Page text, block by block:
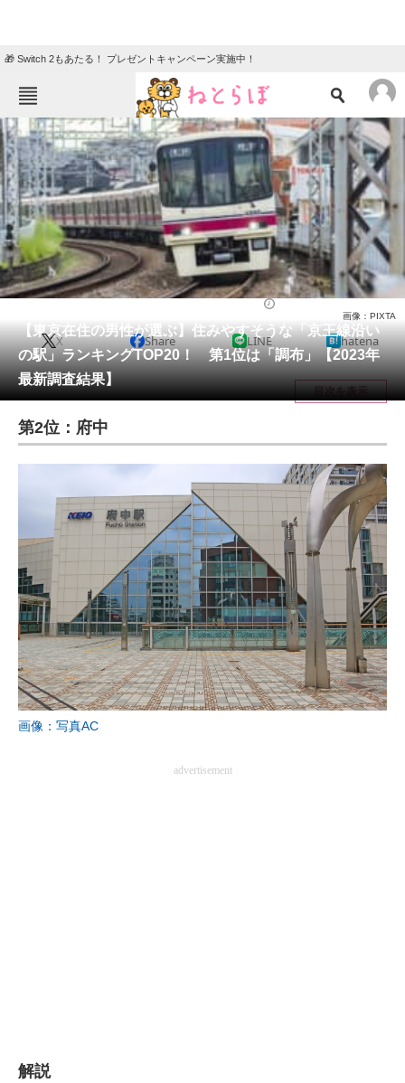
🎁 Switch 2もあたる！ プレゼントキャンペーン実施中！
ねとらぼメニュー
TOP ニュース
エンタメ クイズ
グルメ 地域
住まい 教育・育児
動物 リサーチ
会員記事
メディア
注目記事を集めた総合ページ
ITの今と未来を見通す
進化するPCとデバイスの未来
好きが集まる 比べて選べる
ビジネスと働き方のヒント
AI活用のいまが分かる
企業ITのトレンドを詳説
エネルギーの専門メディア
【東京在住の男性が選ぶ】住みやすそうな「京王線沿い
の駅」ランキングTOP20！ 第1位は「調布」【2023年
最新調査結果】
画像：PIXTA
X Share LINE hatena
目次を表示
第2位：府中
画像：写真AC
advertisement
解説